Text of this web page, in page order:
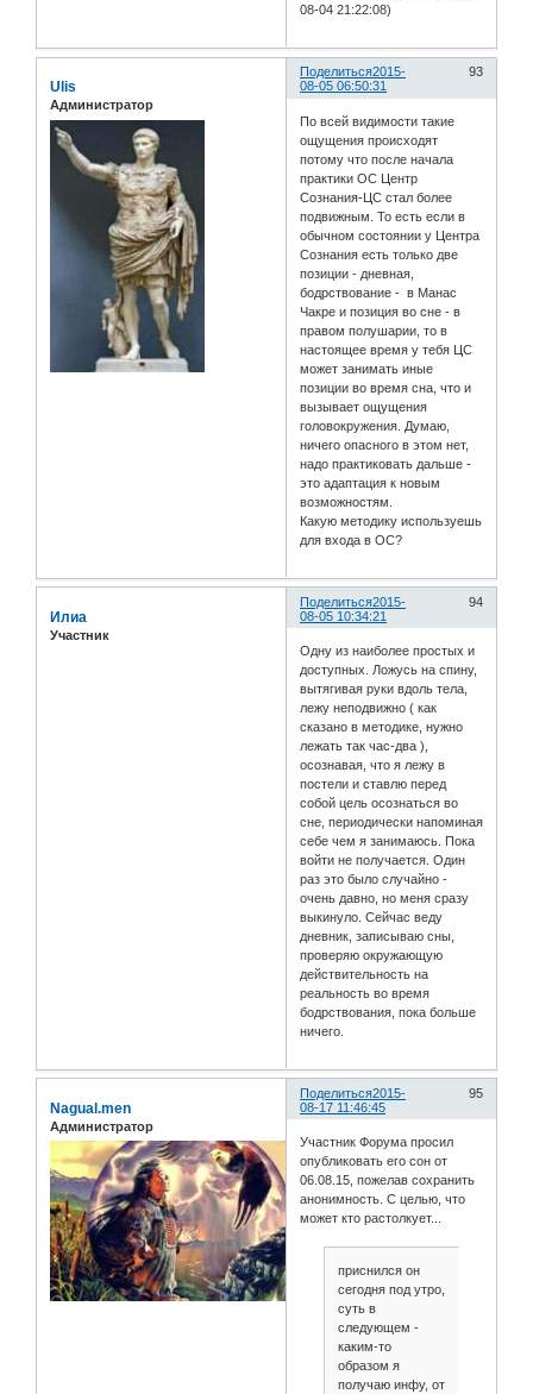
08-04 21:22:08)
Поделиться 93
2015-
08-05 06:50:31
Ulis
Администратор
По всей видимости такие
ощущения происходят
потому что после начала
практики ОС Центр
Сознания-ЦС стал более
подвижным. То есть если в
обычном состоянии у Центра
Сознания есть только две
позиции - дневная,
бодрствование - в Манас
Чакре и позиция во сне - в
правом полушарии, то в
настоящее время у тебя ЦС
может занимать иные
позиции во время сна, что и
вызывает ощущения
головокружения. Думаю,
ничего опасного в этом нет,
надо практиковать дальше -
это адаптация к новым
возможностям.
Какую методику используешь
для входа в ОС?
Поделиться 94
2015-
08-05 10:34:21
Илиа
Участник
Одну из наиболее простых и
доступных. Ложусь на спину,
вытягивая руки вдоль тела,
лежу неподвижно ( как
сказано в методике, нужно
лежать так час-два ),
осознавая, что я лежу в
постели и ставлю перед
собой цель осознаться во
сне, периодически напоминая
себе чем я занимаюсь. Пока
войти не получается. Один
раз это было случайно -
очень давно, но меня сразу
выкинуло. Сейчас веду
дневник, записываю сны,
проверяю окружающую
действительность на
реальность во время
бодрствования, пока больше
ничего.
Поделиться 95
2015-
08-17 11:46:45
Nagual.men
Администратор
Участник Форума просил
опубликовать его сон от
06.08.15, пожелав сохранить
анонимность. С целью, что
может кто растолкует...
приснился он
сегодня под утро,
суть в
следующем -
каким-то
образом я
получаю инфу, от